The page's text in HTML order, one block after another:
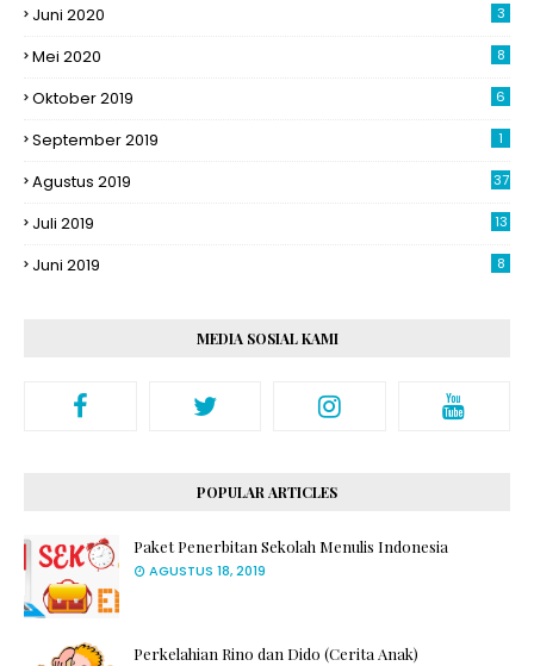
Juni 2020 3
Mei 2020 8
Oktober 2019 6
September 2019 1
Agustus 2019 37
Juli 2019 13
Juni 2019 8
MEDIA SOSIAL KAMI
POPULAR ARTICLES
Paket Penerbitan Sekolah Menulis Indonesia
AGUSTUS 18, 2019
Perkelahian Rino dan Dido (Cerita Anak)